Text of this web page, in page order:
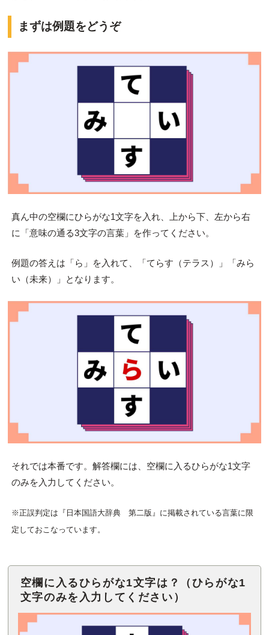
まずは例題をどうぞ
真ん中の空欄にひらがな1文字を入れ、上から下、左から右
に「意味の通る3文字の言葉」を作ってください。
例題の答えは「ら」を入れて、「てらす（テラス）」「みら
い（未来）」となります。
それでは本番です。解答欄には、空欄に入るひらがな1文字
のみを入力してください。
※正誤判定は『日本国語大辞典 第二版』に掲載されている言葉に限
定しておこなっています。
空欄に入るひらがな1文字は？（ひらがな1
文字のみを入力してください）